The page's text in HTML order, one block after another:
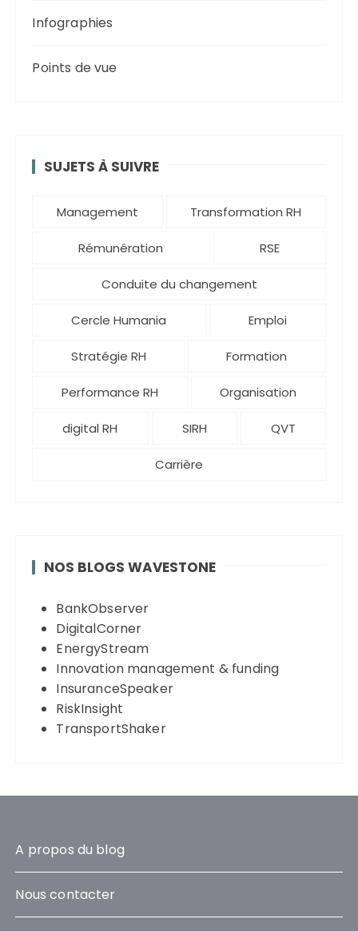
Infographies
Points de vue
SUJETS À SUIVRE
Management Transformation RH
Rémunération RSE
Conduite du changement
Cercle Humania Emploi
Stratégie RH Formation
Performance RH Organisation
digital RH SIRH QVT
Carrière
NOS BLOGS WAVESTONE
BankObserver
DigitalCorner
EnergyStream
Innovation management & funding
InsuranceSpeaker
RiskInsight
TransportShaker
A propos du blog
Nous contacter